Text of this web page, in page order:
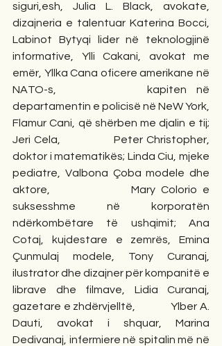
siguri,esh, Julia L. Black, avokate,
dizajneria e talentuar Katerina Bocci,
Labinot Bytyqi lider në teknologjinë
informative, Ylli Cakani, avokat me
emër, Yllka Cana oficere amerikane në
NATO-s,         kapiten në
departamentin e policisë në NeW York,
Flamur Cani, që shërben me djalin e tij;
Jeri Cela,                Peter Christopher,
doktor i matematikës; Linda Ciu, mjeke
pediatre, Valbona Çoba modele dhe
aktore,               Mary Colorio e
suksesshme në korporatën
ndërkombëtare të ushqimit; Ana
Cotaj, kujdestare e zemrës, Emina
Çunmulaj modele, Tony Curanaj,
ilustrator dhe dizajner për kompanitë e
librave dhe filmave, Lidia Curanaj,
gazetare e zhdërvjelltë,              Ylber A.
Dauti, avokat i shquar, Marina
Dedivanaj, infermiere në spitalin më në